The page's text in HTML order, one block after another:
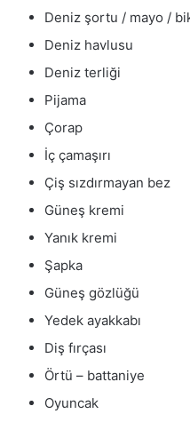
Deniz şortu / mayo /
Deniz havlusu
Deniz terliği
Pijama
Çorap
İç çamaşırı
Çiş sızdırmayan bez
Güneş kremi
Yanık kremi
Şapka
Güneş gözlüğü
Yedek ayakkabı
Diş fırçası
Örtü – battaniye
Oyuncak